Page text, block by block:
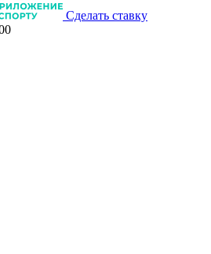
Сделать ставку